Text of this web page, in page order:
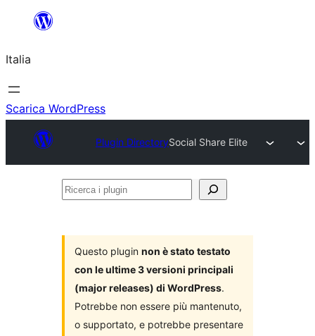
contenuto
Italia
Scarica WordPress
Plugin DirectorySocial Share Elite
Ricerca
Questo plugin non è stato testato
con le ultime 3 versioni principali
(major releases) di WordPress.
Potrebbe non essere più mantenuto,
o supportato, e potrebbe presentare